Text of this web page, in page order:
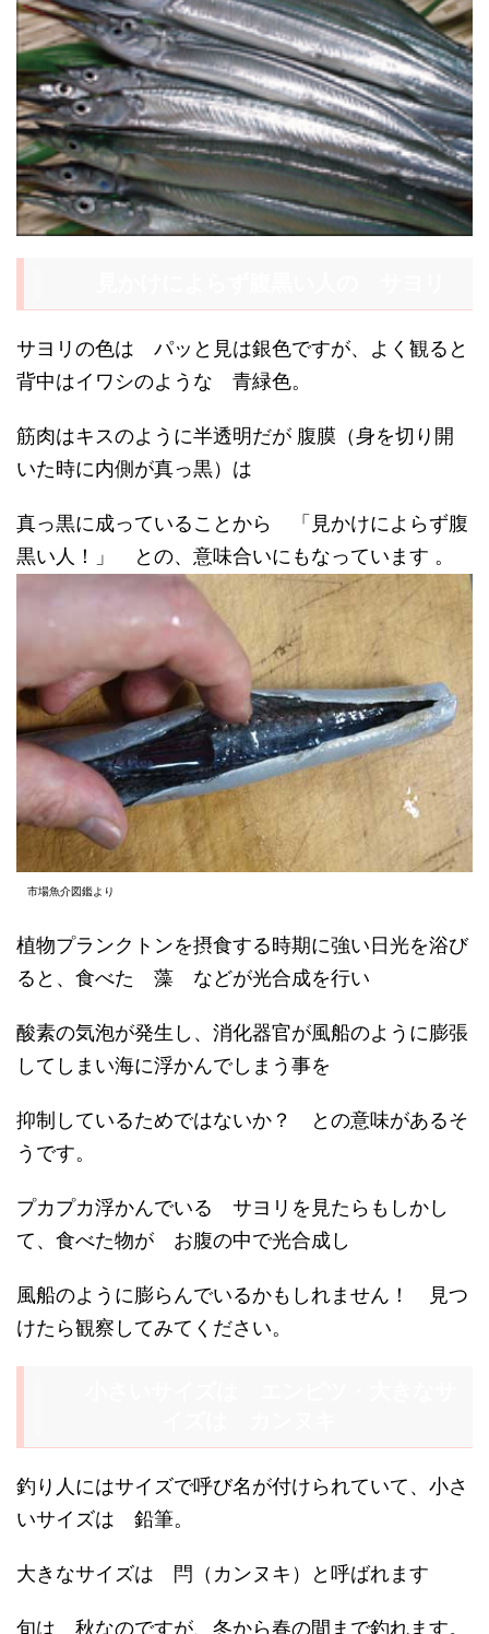
サヨリの色は パッと見は銀色ですが、よく観ると
背中はイワシのような 青緑色。
筋肉はキスのように半透明だが 腹膜（身を切り開
いた時に内側が真っ黒）は
真っ黒に成っていることから 「見かけによらず腹
黒い人！」 との、意味合いにもなっています 。
市場魚介図鑑より
植物プランクトンを摂食する時期に強い日光を浴び
ると、食べた 藻 などが光合成を行い
酸素の気泡が発生し、消化器官が風船のように膨張
してしまい海に浮かんでしまう事を
抑制しているためではないか？ との意味があるそ
うです。
プカプカ浮かんでいる サヨリを見たらもしかし
て、食べた物が お腹の中で光合成し
風船のように膨らんでいるかもしれません！ 見つ
けたら観察してみてください。
釣り人にはサイズで呼び名が付けられていて、小さ
いサイズは 鉛筆。
大きなサイズは 閂（カンヌキ）と呼ばれます
旬は 秋なのですが、冬から春の間まで釣れます。